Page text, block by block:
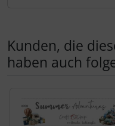
Kunden, die
haben auch